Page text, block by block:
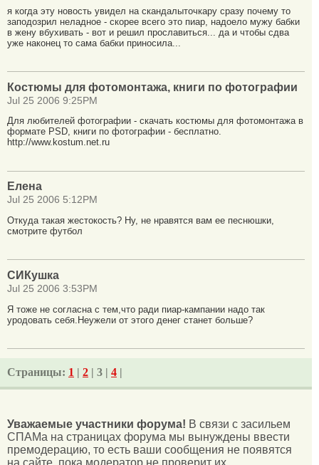
я когда эту новость увидел на скандалыточкару сразу почему то
заподозрил неладное - скорее всего это пиар, надоело мужу бабки
в жену вбухивать - вот и решил прославиться... да и чтобы сдва
уже наконец то сама бабки приносила...
Костюмы для фотомонтажа, книги по фотографии
Jul 25 2006 9:25PM
Для любителей фотографии - скачать костюмы для фотомонтажа в
формате PSD, книги по фотографии - бесплатно.
http://www.kostum.net.ru
Елена
Jul 25 2006 5:12PM
Откуда такая жестокость? Ну, не нравятся вам ее песнюшки,
смотрите футбол
СИКушка
Jul 25 2006 3:53PM
Я тоже не согласна с тем,что ради пиар-кампании надо так
уродовать себя.Неужели от этого денег станет больше?
Страницы: 1 | 2 | 3 | 4 |
Уважаемые участники форума! В связи с засильем
СПАМа на страницах форума мы вынуждены ввести
премодерацию, то есть ваши сообщения не появятся
на сайте, пока модератор не проверит их.